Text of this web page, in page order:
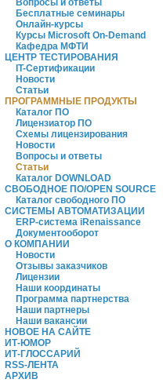
Вопросы и ответы
Бесплатные семинары
Онлайн-курсы
Курсы Microsoft On-Demand
Кафедра МФТИ
ЦЕНТР ТЕСТИРОВАНИЯ
IT-Сертификации
Новости
Статьи
ПРОГРАММНЫЕ ПРОДУКТЫ
Каталог ПО
Лицензиатор ПО
Схемы лицензирования
Новости
Вопросы и ответы
Статьи
Каталог DOWNLOAD
СВОБОДНОЕ ПО/OPEN SOURCE
Каталог свободного ПО
СИСТЕМЫ АВТОМАТИЗАЦИИ
ERP-система iRenaissance
Документооборот
О КОМПАНИИ
Новости
Отзывы заказчиков
Лицензии
Наши координаты
Программа партнерства
Наши партнеры
Наши вакансии
НОВОЕ НА САЙТЕ
ИТ-ЮМОР
ИТ-ГЛОССАРИЙ
RSS-ЛЕНТА
АРХИВ